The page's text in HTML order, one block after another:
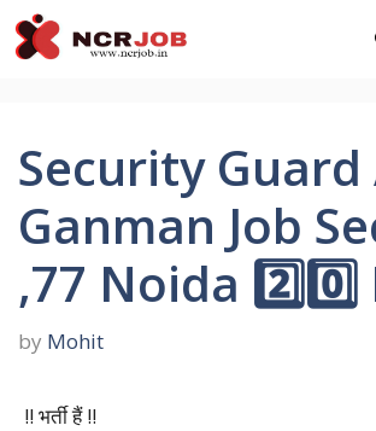
Skip
to
Security Guard
Ganman Job
,77 Noida 2️⃣0️⃣
by Mohit
!! भर्ती हैं !!